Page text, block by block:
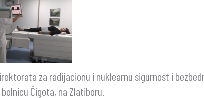
za radijacionu i nuklearnu sigurnost i
Čigota, na Zlatiboru.